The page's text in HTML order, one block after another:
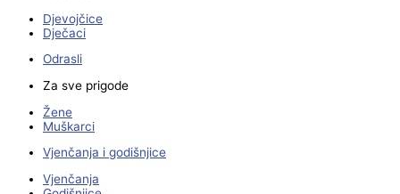
Djevojčice
Dječaci
Odrasli
Za sve prigode
Žene
Muškarci
Vjenčanja i godišnjice
Vjenčanja